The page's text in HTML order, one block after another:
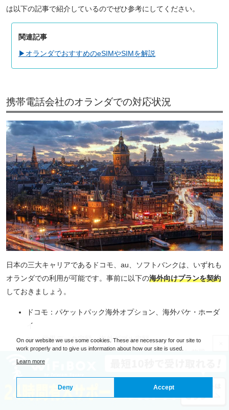
は以下の記事で紹介しているのでぜひ参考にしてください。
関連記事
▶オランダでおすすめのeSIMやSIMを解説
携帯電話会社のオランダでの対応状況
日本の三大キャリアであるドコモ、au、ソフトバンクは、いずれも
オランダでの利用が可能です。事前に以下の海外向けプランを契約
しておきましょう。
ドコモ：パケットパック海外オプション、海外パケ・ホーダ
イ
au：世界データ定額、海外ダブル定額
ソフトバンク：海外あんしん定額、海外パケットし放題
ムページ等で事前に確認が必要です。
On our website we use some cookies. These are necessary for our site to
work properly and to give us information about how our site is used.
Learn more
Deny Accept